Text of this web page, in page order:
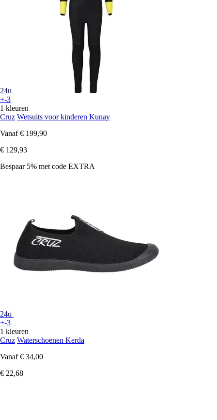
24u
+-3
1 kleuren
Cruz Wetsuits voor kinderen Kunay
Vanaf € 199,90
€ 129,93
Bespaar 5% met code EXTRA
24u
+-3
1 kleuren
Cruz Waterschoenen Kerda
Vanaf € 34,00
€ 22,68